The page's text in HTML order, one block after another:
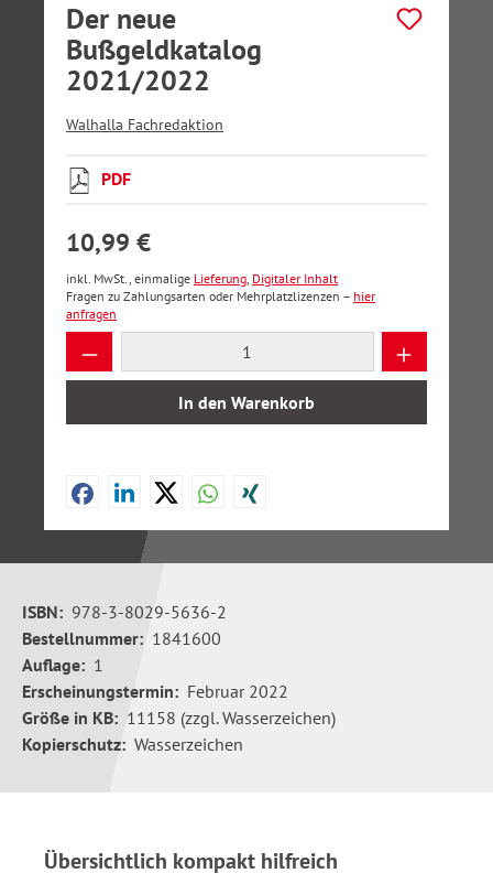
Der neue
Bußgeldkatalog
2021/2022
Walhalla Fachredaktion
PDF
10,99 €
inkl. MwSt., einmalige Lieferung, Digitaler Inhalt
Fragen zu Zahlungsarten oder Mehrplatzlizenzen – hier
anfragen
Produkt Anzahl: Gib den gewünschten
In den Warenkorb
ISBN: 978-3-8029-5636-2
Bestellnummer: 1841600
Auflage: 1
Erscheinungstermin: Februar 2022
Größe in KB: 11158 (zzgl. Wasserzeichen)
Kopierschutz: Wasserzeichen
Übersichtlich kompakt hilfreich